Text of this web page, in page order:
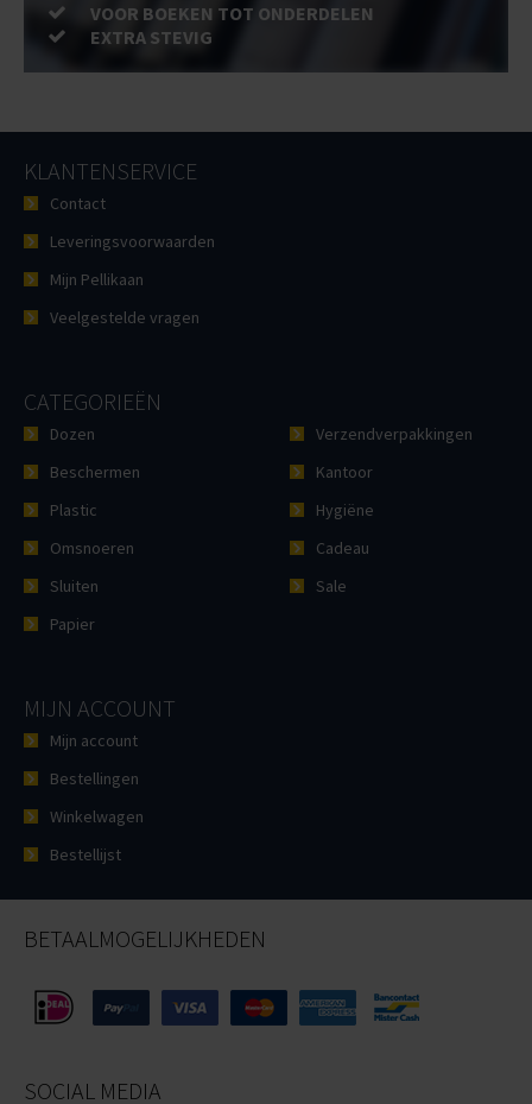
VOOR BOEKEN TOT ONDERDELEN
EXTRA STEVIG
KLANTENSERVICE
Contact
Leveringsvoorwaarden
Mijn Pellikaan
Veelgestelde vragen
CATEGORIEËN
Dozen
Beschermen
Plastic
Omsnoeren
Sluiten
Papier
Verzendverpakkingen
Kantoor
Hygiëne
Cadeau
Sale
MIJN ACCOUNT
Mijn account
Bestellingen
Winkelwagen
Bestellijst
BETAALMOGELIJKHEDEN
SOCIAL MEDIA